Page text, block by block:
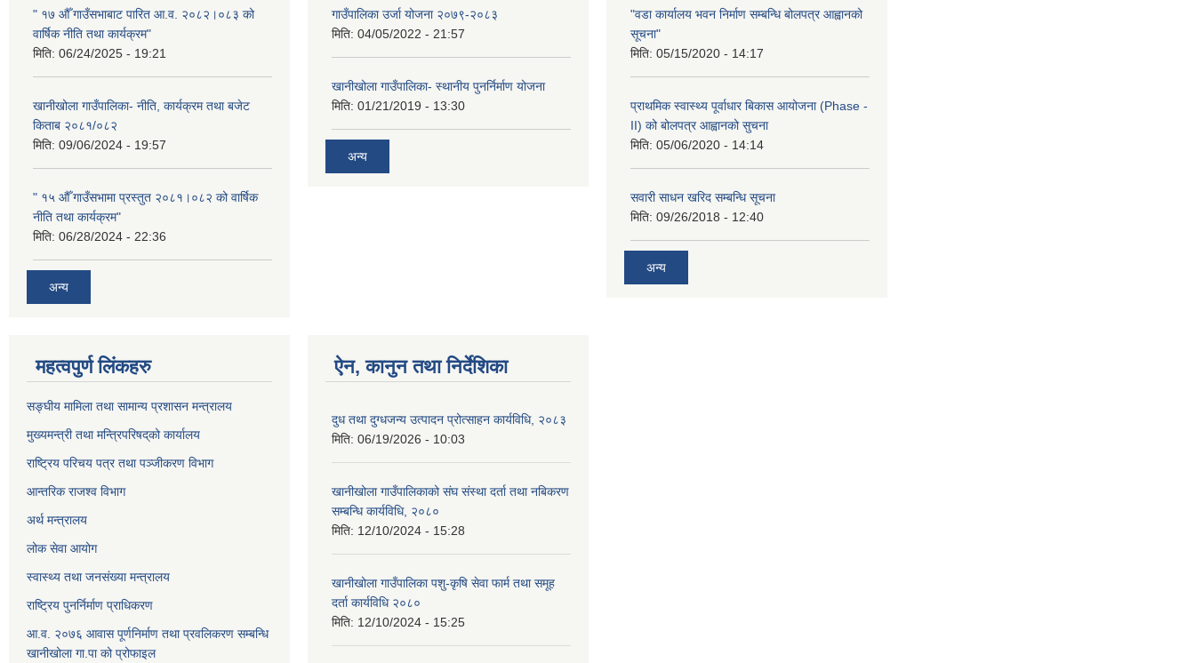
" १७ औँ गाउँसभाबाट पारित आ.व. २०८२।०८३ को
वार्षिक नीति तथा कार्यक्रम"
मिति: 06/24/2025 - 19:21
खानीखोला गाउँपालिका- नीति, कार्यक्रम तथा बजेट
किताब २०८१/०८२
मिति: 09/06/2024 - 19:57
" १५ औँ गाउँसभामा प्रस्तुत २०८१।०८२ को वार्षिक
नीति तथा कार्यक्रम"
मिति: 06/28/2024 - 22:36
अन्य
गाउँपालिका उर्जा योजना २०७९-२०८३
मिति: 04/05/2022 - 21:57
खानीखोला गाउँपालिका- स्थानीय पुनर्निर्माण योजना
मिति: 01/21/2019 - 13:30
अन्य
"वडा कार्यालय भवन निर्माण सम्बन्धि बोलपत्र आह्वानको
सूचना"
मिति: 05/15/2020 - 14:17
प्राथमिक स्वास्थ्य पूर्वाधार बिकास आयोजना (Phase -
II) को बोलपत्र आह्वानको सुचना
मिति: 05/06/2020 - 14:14
सवारी साधन खरिद सम्बन्धि सूचना
मिति: 09/26/2018 - 12:40
अन्य
महत्वपुर्ण लिंकहरु
सङ्घीय मामिला तथा सामान्य प्रशासन मन्त्रालय
मुख्यमन्त्री तथा मन्त्रिपरिषद्‌को कार्यालय
राष्ट्रिय परिचय पत्र तथा पञ्जीकरण विभाग
आन्तरिक राजश्व विभाग
अर्थ मन्त्रालय
लोक सेवा आयोग
स्वास्थ्य तथा जनसंख्या मन्त्रालय
राष्ट्रिय पुनर्निर्माण प्राधिकरण
आ.व. २०७६ आवास पूर्णनिर्माण तथा प्रवलिकरण सम्बन्धि
खानीखोला गा.पा को प्रोफाइल
ऐन, कानुन तथा निर्देशिका
दुध तथा दुग्धजन्य उत्पादन प्रोत्साहन कार्यविधि, २०८३
मिति: 06/19/2026 - 10:03
खानीखोला गाउँपालिकाको संघ संस्था दर्ता तथा नबिकरण
सम्बन्धि कार्यविधि, २०८०
मिति: 12/10/2024 - 15:28
खानीखोला गाउँपालिका पशु-कृषि सेवा फार्म तथा समूह
दर्ता कार्यविधि २०८०
मिति: 12/10/2024 - 15:25